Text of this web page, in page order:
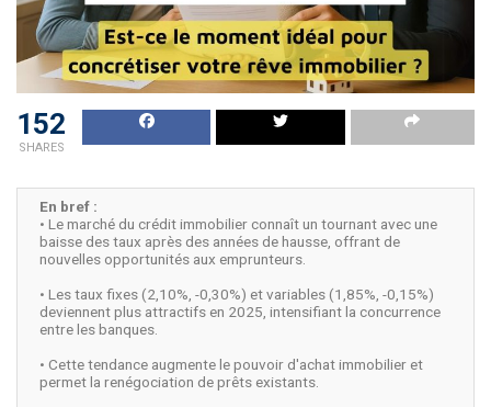
152
SHARES
En bref :
• Le marché du crédit immobilier connaît un tournant avec une
baisse des taux après des années de hausse, offrant de
nouvelles opportunités aux emprunteurs.
• Les taux fixes (2,10%, -0,30%) et variables (1,85%, -0,15%)
deviennent plus attractifs en 2025, intensifiant la concurrence
entre les banques.
• Cette tendance augmente le pouvoir d'achat immobilier et
permet la renégociation de prêts existants.